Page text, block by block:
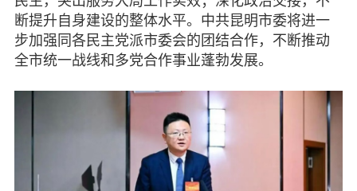
断提升自身建设的整体水平。中共昆明市委将进一
步加强同各民主党派市委会的团结合作，不断推动
全市统一战线和多党合作事业蓬勃发展。